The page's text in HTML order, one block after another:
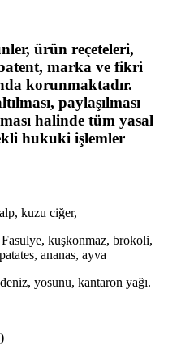
ürün reçeteleri,
marka ve fikri
korunmaktadır.
paylaşılması
halinde tüm yasal
hukuki işlemler
kuzu ciğer,
kuşkonmaz, brokoli,
ananas, ayva
yosunu, kantaron yağı.